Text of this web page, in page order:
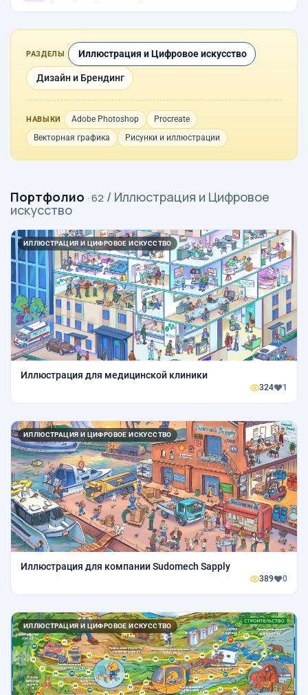
РАЗДЕЛЫ Иллюстрация и Цифровое искусство
Дизайн и Брендинг
НАВЫКИ Adobe Photoshop
Procreate
Векторная графика
Рисунки и иллюстрации
Портфолио · 62 / Иллюстрация и Цифровое
искусство
ИЛЛЮСТРАЦИЯ И ЦИФРОВОЕ ИСКУССТВО
Иллюстрация для медицинской клиники
324 1
ИЛЛЮСТРАЦИЯ И ЦИФРОВОЕ ИСКУССТВО
Иллюстрация для компании Sudomech Sapply
389 0
ИЛЛЮСТРАЦИЯ И ЦИФРОВОЕ ИСКУССТВО